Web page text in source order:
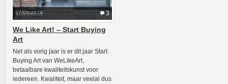
3
07/09/2014
We Like Art! – Start Buying
Art
Net als vorig jaar is er dit jaar Start
Buying Art van WeLikeArt,
betaalbare kwaliteitskunst voor
iedereen. Kwaliteit, maar veelal dus